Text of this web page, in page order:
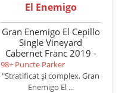
El Enemigo
Gran Enemigo El Cepillo
Single Vineyard
Cabernet Franc 2019 -
750 mL
98+ Puncte Parker
"Stratificat și complex, Gran
Enemigo El ...